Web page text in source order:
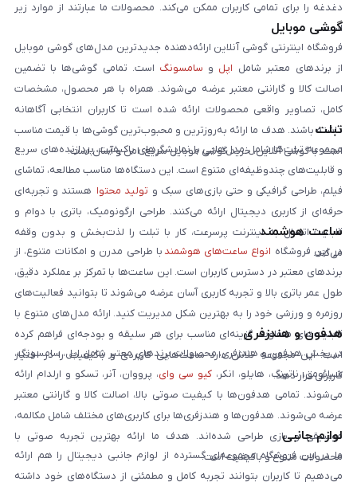
دغدغه را برای تمامی کاربران ممکن می‌کند. محصولات ما عبارتند از موارد زیر
است:
گوشی موبایل
فروشگاه اینترنتی گوشی آنلاین ارائه‌دهنده جدیدترین مدل‌های گوشی موبایل
از برندهای معتبر شامل اپل و سامسونگ است. تمامی گوشی‌ها با تضمین
اصالت کالا و گارانتی معتبر عرضه می‌شوند. همراه با هر محصول، مشخصات
کامل، تصاویر واقعی محصولات ارائه شده است تا کاربران انتخابی آگاهانه
داشته باشند. هدف ما ارائه به‌روزترین و محبوب‌ترین گوشی‌ها با قیمت مناسب
است. با گوشی آنلاین، خرید گوشی موبایل سریع، امن و آسان است.
تبلت
مجموعه تبلت‌ها شامل مدل‌هایی با نمایشگرهای باکیفیت، پردازنده‌های سریع
و قابلیت‌های چندوظیفه‌ای متنوع است. این دستگاه‌ها مناسب مطالعه، تماشای
فیلم، طراحی گرافیکی و حتی بازی‌های سبک و تولید محتوا هستند و تجربه‌ای
حرفه‌ای از کاربری دیجیتال ارائه می‌کنند. طراحی ارگونومیک، باتری با دوام و
قابلیت اتصال به اینترنت پرسرعت، کار با تبلت را لذت‌بخش و بدون وقفه
می‌کند.
ساعت هوشمند
در این فروشگاه انواع ساعت‌های هوشمند با طراحی مدرن و امکانات متنوع، از
برندهای معتبر در دسترس کاربران است. این ساعت‌ها با تمرکز بر عملکرد دقیق،
طول عمر باتری بالا و تجربه کاربری آسان عرضه می‌شوند تا بتوانید فعالیت‌های
روزمره و ورزشی خود را به بهترین شکل مدیریت کنید. ارائه مدل‌های متنوع با
قابلیت‌های متفاوت، گزینه‌ای مناسب برای هر سلیقه و بودجه‌ای فراهم کرده
است. این مجموعه تلاش دارد ساعت‌هایی کاربردی و باکیفیت را در اختیار
کاربران قرار دهد.
هدفون و هندزفری
در بخش هدفون و هندزفری، محصولات برندهای معتبر شامل اپل، سامسونگ،
شیائومی، ناتینگ، هایلو، انکر، کیو سی وای، پرووان، آنر، تسکو و ارلدام ارائه
می‌شوند. تمامی هدفون‌ها با کیفیت صوتی بالا، اصالت کالا و گارانتی معتبر
عرضه می‌شوند. هدفون‌ها و هندزفری‌ها برای کاربری‌های مختلف شامل مکالمه،
موسیقی و بازی طراحی شده‌اند. هدف ما ارائه بهترین تجربه صوتی با
محصولات متنوع و باکیفیت است.
لوازم جانبی
ما در این فروشگاه مجموعه‌ای گسترده از لوازم جانبی دیجیتال را هم ارائه
می‌دهیم تا کاربران بتوانند تجربه کامل و مطمئنی از دستگاه‌های خود داشته